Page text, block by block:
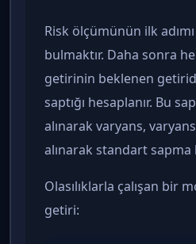
Risk ölçümünün ilk
bulmaktır. Daha sonra
getirinin beklenen
saptığı hesaplanır. Bu
alınarak varyans,
alınarak standart sapma
Olasılıklarla çalışan bir
getiri: